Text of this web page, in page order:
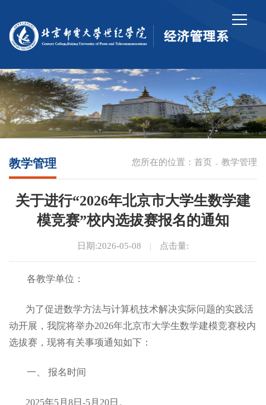
您所在的位置： 首页 - 教学管理
教学管理
关于进行“2026年北京市大学生数学建
模竞赛”校内选拔赛报名的通知
日期:2026-05-08 | 点击量:
各教学单位：
为了促进数学方法与计算机技术解决实际问题的实践活
动开展，我院将举办2026年北京市大学生数学建模竞赛校内
选拔赛，现将有关事项通知如下：
一、 报名时间
2025年5月8日-5月20日。